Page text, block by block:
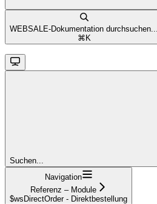
WEBSALE-Dokumentation durchsuchen...
⌘ K
Suchen...
Navigation
Referenz – Module
$wsDirectOrder - Direktbestellung